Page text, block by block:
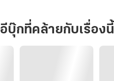
วัง
หลัง
อีบุ๊กที่คล้ายกับเรื่องนี้